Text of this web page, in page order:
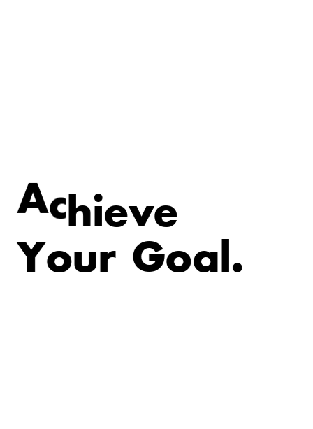
Achieve
Your Goal.